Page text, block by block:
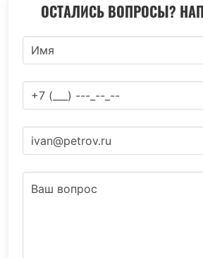
ОСТАЛИСЬ ВОПРОСЫ?